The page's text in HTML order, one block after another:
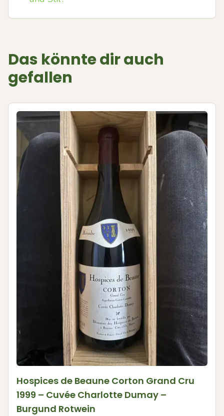
Das könnte dir auch
gefallen
Hospices de Beaune Corton Grand Cru
1999 – Cuvée Charlotte Dumay –
Burgund Rotwein